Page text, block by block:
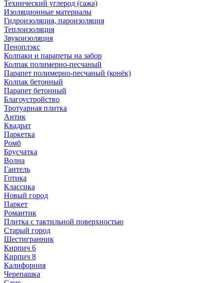
Технический углерод (сажа)
Изоляционные материалы
Гидроизоляция, пароизоляция
Теплоизоляция
Звукоизоляция
Пеноплэкс
Колпаки и парапеты на забор
Колпак полимерно-песчаный
Парапет полимерно-песчаный (конёк)
Колпак бетонный
Парапет бетонный
Благоустройство
Тротуарная плитка
Антик
Квадрат
Паркетка
Ромб
Брусчатка
Волна
Гантель
Готика
Классика
Новый город
Паркет
Романтик
Плитка с тактильной поверхностью
Старый город
Шестигранник
Кирпич 6
Кирпич 8
Калифорния
Черепашка